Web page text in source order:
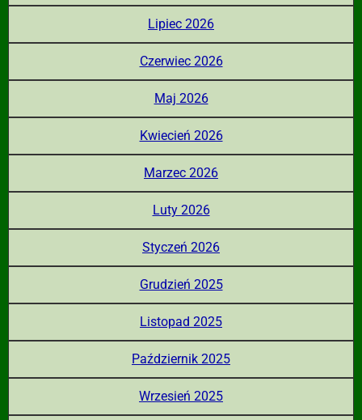
Lipiec 2026
Czerwiec 2026
Maj 2026
Kwiecień 2026
Marzec 2026
Luty 2026
Styczeń 2026
Grudzień 2025
Listopad 2025
Październik 2025
Wrzesień 2025